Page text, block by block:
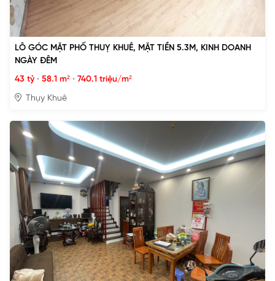
LÔ GÓC MẶT PHỐ THUỴ KHUÊ, MẶT TIỀN 5.3M, KINH DOANH
NGÀY ĐÊM
43 tỷ • 58.1 m² • 740.1 triệu/m²
Thụy Khuê